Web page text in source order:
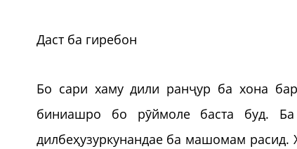
Даст ба гиребон
Бо сари хаму дили ранҷур ба хона
биниашро бо рӯймоле баста буд.
дилбеҳузуркунандае ба машомам расид.